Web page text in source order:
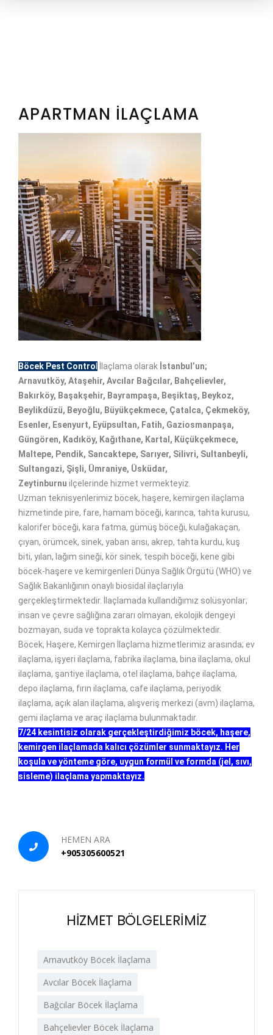
APARTMAN İLAÇLAMA
Böcek Pest Contro İlaçlama olarak İstanbul’un;
Arnavutköy, Ataşehir, Avcılar Bağcılar, Bahçelievler,
Bakırköy, Başakşehir, Bayrampaşa, Beşiktaş, Beykoz,
Beylikdüzü, Beyoğlu, Büyükçekmece, Çatalca, Çekmeköy,
Esenler, Esenyurt, Eyüpsultan, Fatih, Gaziosmanpaşa,
Güngören, Kadıköy, Kağıthane, Kartal, Küçükçekmece,
Maltepe, Pendik, Sancaktepe, Sarıyer, Silivri, Sultanbeyli,
Sultangazi, Şişli, Ümraniye, Üsküdar,
Zeytinburnu ilçelerinde hizmet vermekteyiz.
Uzman teknisyenlerimiz böcek, haşere, kemirgen ilaçlama
hizmetinde pire, fare, hamam böceği, karınca, tahta kurusu,
kalorifer böceği, kara fatma, gümüş böceği, kulağakaçan,
çıyan, örümcek, sinek, yaban arısı, akrep, tahta kurdu, kuş
biti, yılan, lağım sineği, kör sinek, tespih böceği, kene gibi
böcek-haşere ve kemirgenleri Dünya Sağlık Örgütü (WHO) ve
Sağlık Bakanlığının onaylı biosidal ilaçlarıyla
gerçekleştirmektedir. İlaçlamada kullandığımız solüsyonlar;
insan ve çevre sağlığına zararı olmayan, ekolojik dengeyi
bozmayan, suda ve toprakta kolayca çözülmektedir.
Böcek, Haşere, Kemirgen İlaçlama hizmetlerimiz arasında; ev
ilaçlama, işyeri ilaçlama, fabrika ilaçlama, bina ilaçlama, okul
ilaçlama, şantiye ilaçlama, otel ilaçlama, bahçe ilaçlama,
depo ilaçlama, fırın ilaçlama, cafe ilaçlama, periyodik
ilaçlama, açık alan ilaçlama, alışveriş merkezi (avm) ilaçlama,
gemi ilaçlama ve araç ilaçlama bulunmaktadır.
7/24 kesintisiz olarak gerçekleştirdiğimiz böcek, haşere,
kemirgen ilaçlamada kalıcı çözümler sunmaktayız. Her
koşula ve yönteme göre, uygun formül ve formda (jel, sıvı,
sisleme) ilaçlama yapmaktayız.
HEMEN ARA
+905305600521
HİZMET BÖLGELERİMİZ
Arnavutköy Böcek İlaçlama
Avcılar Böcek İlaçlama
Bağcılar Böcek İlaçlama
Bahçelievler Böcek İlaçlama